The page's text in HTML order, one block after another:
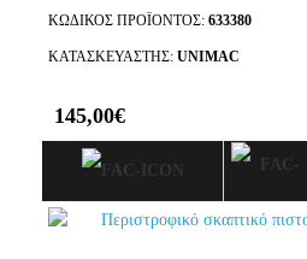
ΚΩΔΙΚΌΣ ΠΡΟΪΌΝΤΟΣ: 633380
ΚΑΤΑΣΚΕΥΑΣΤΉΣ: UNIMAC
145,00€